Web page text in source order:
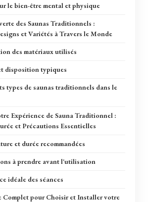
le bien-être mental et physique
des Saunas Traditionnels :
et Variétés à Travers le Monde
des matériaux utilisés
disposition typiques
types de saunas traditionnels dans le
Expérience de Sauna Traditionnel :
et Précautions Essentielles
et durée recommandées
à prendre avant l'utilisation
idéale des séances
Complet pour Choisir et Installer votre